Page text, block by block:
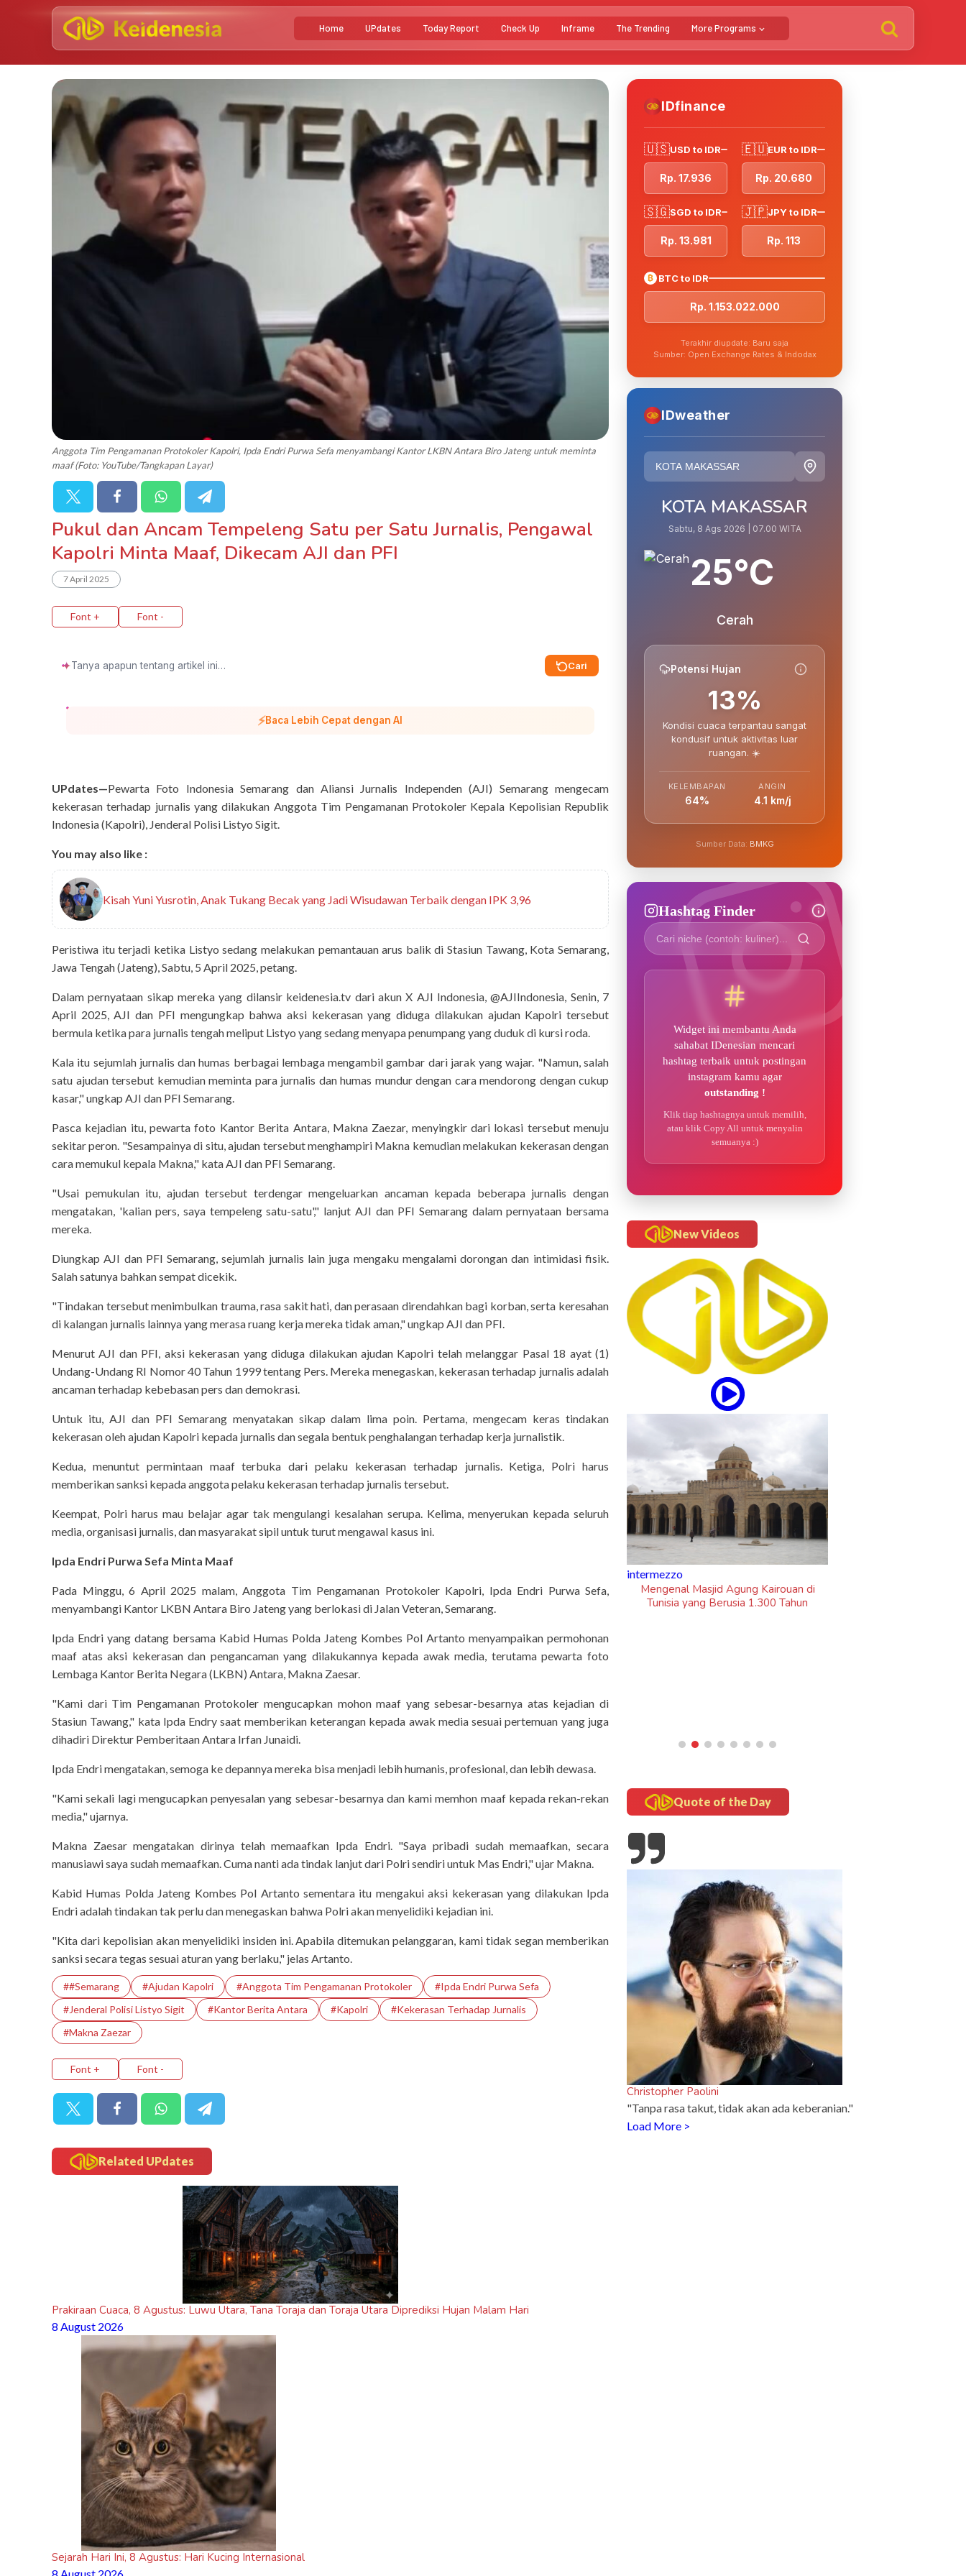
Home UPdates Today Report Check Up Inframe The Trending More Programs
Anggota Tim Pengamanan Protokoler Kapolri, Ipda Endri Purwa Sefa menyambangi Kantor LKBN Antara Biro Jateng untuk meminta
maaf (Foto: YouTube/Tangkapan Layar)
Pukul dan Ancam Tempeleng Satu per Satu Jurnalis, Pengawal
Kapolri Minta Maaf, Dikecam AJI dan PFI
7 April 2025
Font + Font -
✦ Cari
⚡Baca Lebih Cepat dengan AI
UPdates—Pewarta Foto Indonesia Semarang dan Aliansi Jurnalis Independen (AJI) Semarang mengecam
kekerasan terhadap jurnalis yang dilakukan Anggota Tim Pengamanan Protokoler Kepala Kepolisian Republik
Indonesia (Kapolri), Jenderal Polisi Listyo Sigit.
You may also like :
Kisah Yuni Yusrotin, Anak Tukang Becak yang Jadi Wisudawan Terbaik dengan IPK 3,96
Peristiwa itu terjadi ketika Listyo sedang melakukan pemantauan arus balik di Stasiun Tawang, Kota Semarang,
Jawa Tengah (Jateng), Sabtu, 5 April 2025, petang.
Dalam pernyataan sikap mereka yang dilansir keidenesia.tv dari akun X AJI Indonesia, @AJIIndonesia, Senin, 7
April 2025, AJI dan PFI mengungkap bahwa aksi kekerasan yang diduga dilakukan ajudan Kapolri tersebut
bermula ketika para jurnalis tengah meliput Listyo yang sedang menyapa penumpang yang duduk di kursi roda.
Kala itu sejumlah jurnalis dan humas berbagai lembaga mengambil gambar dari jarak yang wajar. "Namun, salah
satu ajudan tersebut kemudian meminta para jurnalis dan humas mundur dengan cara mendorong dengan cukup
kasar," ungkap AJI dan PFI Semarang.
Pasca kejadian itu, pewarta foto Kantor Berita Antara, Makna Zaezar, menyingkir dari lokasi tersebut menuju
sekitar peron. "Sesampainya di situ, ajudan tersebut menghampiri Makna kemudian melakukan kekerasan dengan
cara memukul kepala Makna," kata AJI dan PFI Semarang.
"Usai pemukulan itu, ajudan tersebut terdengar mengeluarkan ancaman kepada beberapa jurnalis dengan
mengatakan, 'kalian pers, saya tempeleng satu-satu'," lanjut AJI dan PFI Semarang dalam pernyataan bersama
mereka.
Diungkap AJI dan PFI Semarang, sejumlah jurnalis lain juga mengaku mengalami dorongan dan intimidasi fisik.
Salah satunya bahkan sempat dicekik.
"Tindakan tersebut menimbulkan trauma, rasa sakit hati, dan perasaan direndahkan bagi korban, serta keresahan
di kalangan jurnalis lainnya yang merasa ruang kerja mereka tidak aman," ungkap AJI dan PFI.
Menurut AJI dan PFI, aksi kekerasan yang diduga dilakukan ajudan Kapolri telah melanggar Pasal 18 ayat (1)
Undang-Undang RI Nomor 40 Tahun 1999 tentang Pers. Mereka menegaskan, kekerasan terhadap jurnalis adalah
ancaman terhadap kebebasan pers dan demokrasi.
Untuk itu, AJI dan PFI Semarang menyatakan sikap dalam lima poin. Pertama, mengecam keras tindakan
kekerasan oleh ajudan Kapolri kepada jurnalis dan segala bentuk penghalangan terhadap kerja jurnalistik.
Kedua, menuntut permintaan maaf terbuka dari pelaku kekerasan terhadap jurnalis. Ketiga, Polri harus
memberikan sanksi kepada anggota pelaku kekerasan terhadap jurnalis tersebut.
Keempat, ⁠Polri harus mau belajar agar tak mengulangi kesalahan serupa. Kelima, menyerukan kepada seluruh
media, organisasi jurnalis, dan masyarakat sipil untuk turut mengawal kasus ini.
Ipda Endri Purwa Sefa Minta Maaf
Pada Minggu, 6 April 2025 malam, Anggota Tim Pengamanan Protokoler Kapolri, Ipda Endri Purwa Sefa,
menyambangi Kantor LKBN Antara Biro Jateng yang berlokasi di Jalan Veteran, Semarang.
Ipda Endri yang datang bersama Kabid Humas Polda Jateng Kombes Pol Artanto menyampaikan permohonan
maaf atas aksi kekerasan dan pengancaman yang dilakukannya kepada awak media, terutama pewarta foto
Lembaga Kantor Berita Negara (LKBN) Antara, Makna Zaesar.
"Kami dari Tim Pengamanan Protokoler mengucapkan mohon maaf yang sebesar-besarnya atas kejadian di
Stasiun Tawang," kata Ipda Endry saat memberikan keterangan kepada awak media sesuai pertemuan yang juga
dihadiri Direktur Pemberitaan Antara Irfan Junaidi.
Ipda Endri mengatakan, semoga ke depannya mereka bisa menjadi lebih humanis, profesional, dan lebih dewasa.
"Kami sekali lagi mengucapkan penyesalan yang sebesar-besarnya dan kami memhon maaf kepada rekan-rekan
media," ujarnya.
Makna Zaesar mengatakan dirinya telah memaafkan Ipda Endri. "Saya pribadi sudah memaafkan, secara
manusiawi saya sudah memaafkan. Cuma nanti ada tindak lanjut dari Polri sendiri untuk Mas Endri," ujar Makna.
Kabid Humas Polda Jateng Kombes Pol Artanto sementara itu mengakui aksi kekerasan yang dilakukan Ipda
Endri adalah tindakan tak perlu dan menegaskan bahwa Polri akan menyelidiki kejadian ini.
"Kita dari kepolisian akan menyelidiki insiden ini. Apabila ditemukan pelanggaran, kami tidak segan memberikan
sanksi secara tegas sesuai aturan yang berlaku," jelas Artanto.
##Semarang #Ajudan Kapolri #Anggota Tim Pengamanan Protokoler
#Ipda Endri Purwa Sefa
#Jenderal Polisi Listyo Sigit
#Kantor Berita Antara #Kapolri
#Kekerasan Terhadap Jurnalis
#Makna Zaezar
Font + Font -
Related UPdates
Prakiraan Cuaca, 8 Agustus: Luwu Utara, Tana Toraja dan Toraja Utara Diprediksi Hujan Malam Hari
8 August 2026
Sejarah Hari Ini, 8 Agustus: Hari Kucing Internasional
IDfinance
🇺🇸USD to IDR
Rp. 17.936
🇪🇺EUR to IDR
Rp. 20.680
🇸🇬SGD to IDR
Rp. 13.981
🇯🇵JPY to IDR
Rp. 113
₿ BTC to IDR
Rp. 1.153.022.000
Terakhir diupdate: Baru saja
Sumber: Open Exchange Rates & Indodax
IDweather
KOTA MAKASSAR
Sabtu, 8 Ags 2026 | 07.00 WITA
25°C
Cerah
Potensi Hujan
13%
Kondisi cuaca terpantau sangat
kondusif untuk aktivitas luar
ruangan. ☀️
KELEMBAPAN
64%
ANGIN
4.1 km/j
Sumber Data: BMKG
Hashtag Finder
Widget ini membantu Anda
sahabat IDenesian mencari
hashtag terbaik untuk postingan
instagram kamu agar
outstanding !
Klik tiap hashtagnya untuk memilih,
atau klik Copy All untuk menyalin
semuanya :)
New Videos
tipstrick
intermezzo
Mengenal Masjid Agung Kairouan di
Tunisia yang Berusia 1.300 Tahun
updates
Lewat Single "Honk!" No Na
Quote of the Day
Christopher Paolini
"Tanpa rasa takut, tidak akan ada keberanian."
Load More >